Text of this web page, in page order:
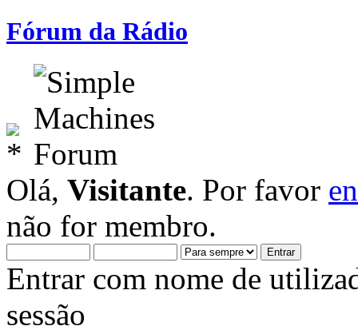
Fórum da Rádio
Olá, Visitante. Por favor
não for membro.
Entrar com nome de
sessão